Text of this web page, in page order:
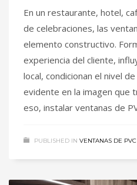
En un restaurante, hotel,
de celebraciones, las
elemento constructivo.
experiencia del cliente,
local, condicionan el nivel
evidente en la imagen que
eso, instalar ventanas de
PUBLISHED IN VENTANAS DE PVC